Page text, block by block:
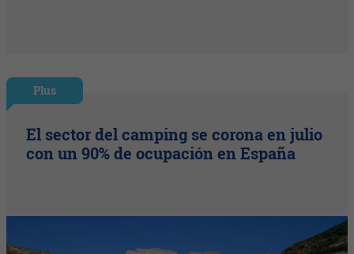
Plus
El sector del camping se corona en julio
con un 90% de ocupación en España